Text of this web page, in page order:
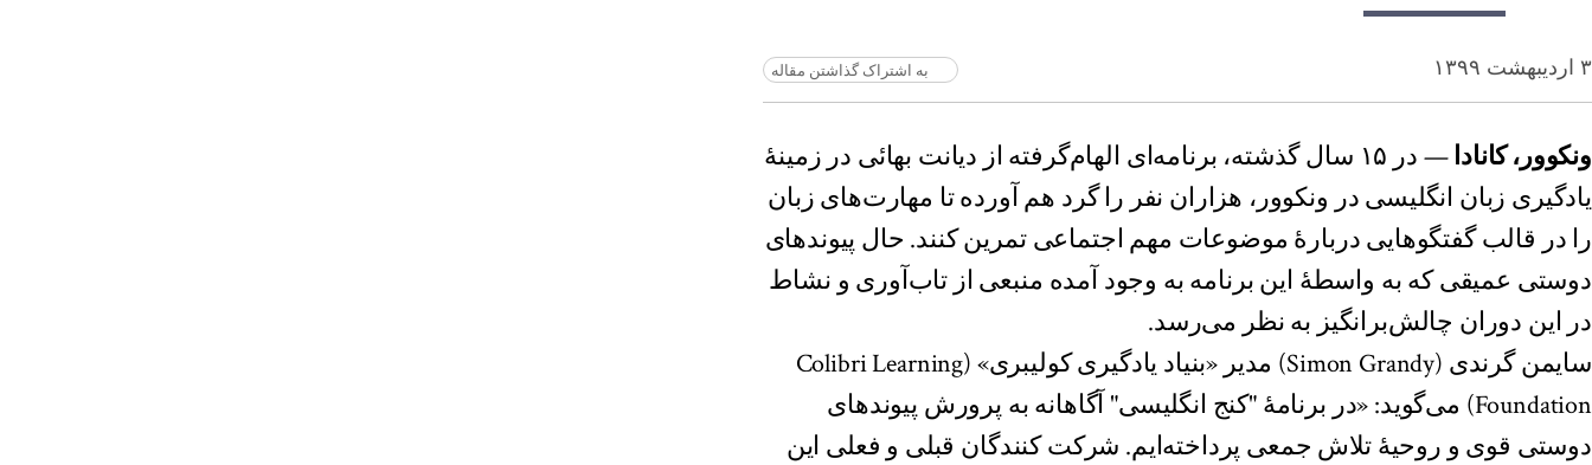
۳ اردیبهشت ۱۳۹۹ به اشتراک گذاشتن مقاله
ونکوور، کانادا
— در ۱۵ سال گذشته، برنامه‌ای الهام‌گرفته از دیانت بهائی در زمینهٔ
یادگیری زبان انگلیسی در ونکوور، هزاران نفر را گرد هم آورده تا مهارت‌های زبان
را در قالب گفتگوهایی دربارهٔ موضوعات مهم اجتماعی تمرین کنند. حال پیوندهای
دوستی عمیقی که به واسطه‌ٔ این برنامه به وجود آمده منبعی از تاب‌آوری و نشاط
در این دوران چالش‌‌برانگیز به نظر می‌رسد.
سایمن گرندی (Simon Grandy) مدیر «بنیاد یادگیری کولیبری» (Colibri Learning
Foundation) می‌گوید: «در برنامهٔ "کنج انگلیسی" آگاهانه به پرورش پیوندهای
دوستی‌ قوی و روحیۀ تلاش جمعی پرداخته‌ایم. شرکت کنندگان قبلی و فعلی این